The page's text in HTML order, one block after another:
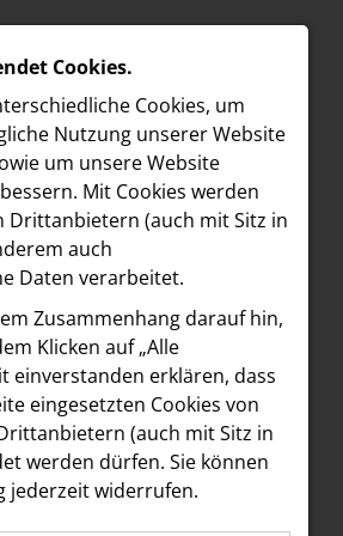
/ Corporate & Finance
CORPORATE &
2024 2021 2020 2019
/Corporate & Finance
Cookies.
Cookies, um
Nutzung unserer Website
um unsere Website
Mit Cookies werden
Drittanbietern (auch mit Sitz in
auch
Daten verarbeitet.
Zusammenhang darauf hin,
Klicken auf „Alle
ein­ver­standen erklären, dass
eingesetzten Cookies von
(auch mit Sitz in
werden dürfen. Sie können
jederzeit widerrufen.